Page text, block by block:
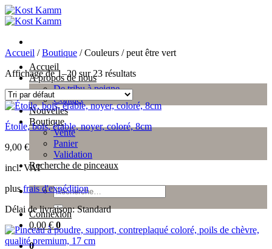
Passer
au
Accueil
A propos de nous
De tribu à peigne
Contact
Nouvelles
Boutique
Vente
Panier
Validation
Recherche de pinceaux
Recherche
pour :
Connexion
0,00€ 0
0
Accueil / Boutique /Couleurs /peut être vert
Affichage de 1–20 sur 23 résultats
Étoile, bois, érable, noyer, coloré, 8cm
9,00 €
incl. VAT
plusfrais d'expédition
Délai de livraison:Standard